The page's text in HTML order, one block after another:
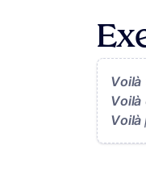
Voilà
Voilà
Voilà